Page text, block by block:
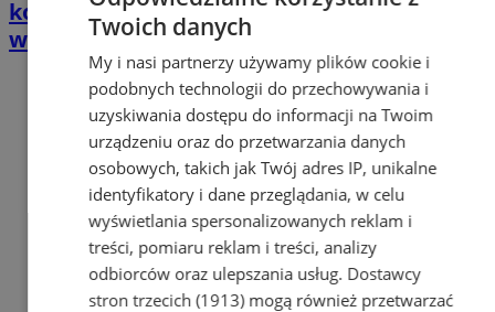
konstrukcyjne do prac budowlanych oraz
warsztatowych: przewodnik praktyczny
Twoich danych
My i nasi partnerzy używamy plików cookie i
podobnych technologii do przechowywania i
uzyskiwania dostępu do informacji na Twoim
urządzeniu oraz do przetwarzania danych
osobowych, takich jak Twój adres IP, unikalne
identyfikatory i dane przeglądania, w celu
wyświetlania spersonalizowanych reklam i
treści, pomiaru reklam i treści, analizy
odbiorców oraz ulepszania usług. Dostawcy
stron trzecich (1913)mogą również przetwarzać